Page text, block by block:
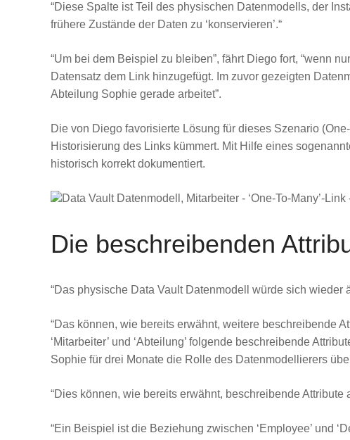
“Diese Spalte ist Teil des physischen Datenmodells, der
frühere Zustände der Daten zu ‘konservieren’.“
“Um bei dem Beispiel zu bleiben”, fährt Diego fort, “wenn
Datensatz dem Link hinzugefügt. Im zuvor gezeigten
Abteilung Sophie gerade arbeitet”.
Die von Diego favorisierte Lösung für dieses Szenario
Historisierung des Links kümmert. Mit Hilfe eines
historisch korrekt dokumentiert.
Die beschreibenden
“Das physische Data Vault Datenmodell würde sich
“Das können, wie bereits erwähnt, weitere beschreibende
‘Mitarbeiter’ und ‘Abteilung’ folgende beschreibende
Sophie für drei Monate die Rolle des Datenmodellierers
“Dies können, wie bereits erwähnt, beschreibende Attribute
“Ein Beispiel ist die Beziehung zwischen ‘Employee’ und